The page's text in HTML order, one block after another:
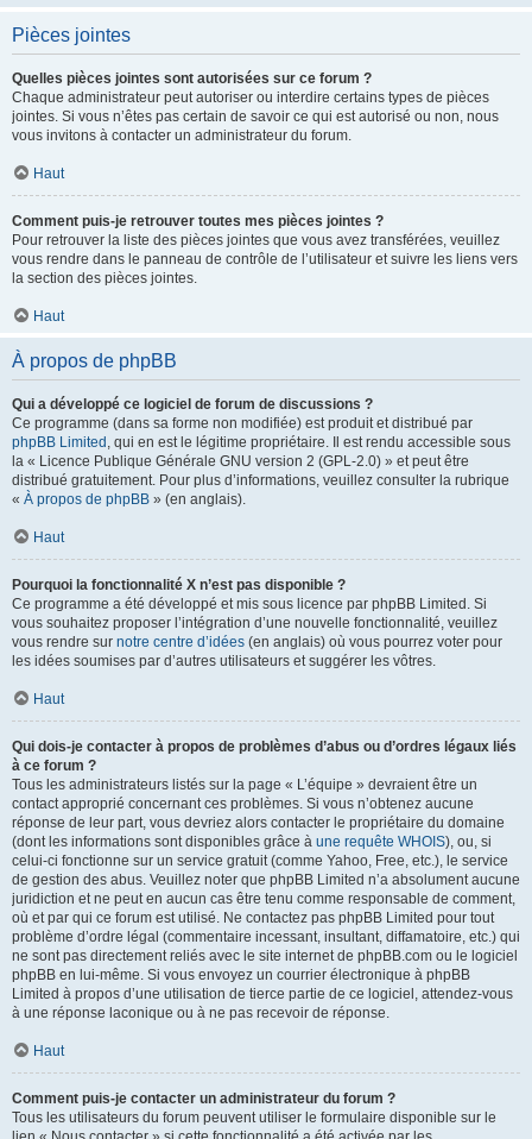
Pièces jointes
Quelles pièces jointes sont autorisées sur ce forum ?
Chaque administrateur peut autoriser ou interdire certains types de pièces
jointes. Si vous n’êtes pas certain de savoir ce qui est autorisé ou non, nous
vous invitons à contacter un administrateur du forum.
Haut
Comment puis-je retrouver toutes mes pièces jointes ?
Pour retrouver la liste des pièces jointes que vous avez transférées, veuillez
vous rendre dans le panneau de contrôle de l’utilisateur et suivre les liens vers
la section des pièces jointes.
Haut
À propos de phpBB
Qui a développé ce logiciel de forum de discussions ?
Ce programme (dans sa forme non modifiée) est produit et distribué par
phpBB Limited , qui en est le légitime propriétaire. Il est rendu accessible sous
la « Licence Publique Générale GNU version 2 (GPL-2.0) » et peut être
distribué gratuitement. Pour plus d’informations, veuillez consulter la rubrique
« À propos de phpBB » (en anglais).
Haut
Pourquoi la fonctionnalité X n’est pas disponible ?
Ce programme a été développé et mis sous licence par phpBB Limited. Si
vous souhaitez proposer l’intégration d’une nouvelle fonctionnalité, veuillez
vous rendre sur notre centre d’idées (en anglais) où vous pourrez voter pour
les idées soumises par d’autres utilisateurs et suggérer les vôtres.
Haut
Qui dois-je contacter à propos de problèmes d’abus ou d’ordres légaux liés
à ce forum ?
Tous les administrateurs listés sur la page « L’équipe » devraient être un
contact approprié concernant ces problèmes. Si vous n’obtenez aucune
réponse de leur part, vous devriez alors contacter le propriétaire du domaine
(dont les informations sont disponibles grâce à une requête WHOIS), ou, si
celui-ci fonctionne sur un service gratuit (comme Yahoo, Free, etc.), le service
de gestion des abus. Veuillez noter que phpBB Limited n’a absolument aucune
juridiction et ne peut en aucun cas être tenu comme responsable de comment,
où et par qui ce forum est utilisé. Ne contactez pas phpBB Limited pour tout
problème d’ordre légal (commentaire incessant, insultant, diffamatoire, etc.) qui
ne sont pas directement reliés avec le site internet de phpBB.com ou le logiciel
phpBB en lui-même. Si vous envoyez un courrier électronique à phpBB
Limited à propos d’une utilisation de tierce partie de ce logiciel, attendez-vous
à une réponse laconique ou à ne pas recevoir de réponse.
Haut
Comment puis-je contacter un administrateur du forum ?
Tous les utilisateurs du forum peuvent utiliser le formulaire disponible sur le